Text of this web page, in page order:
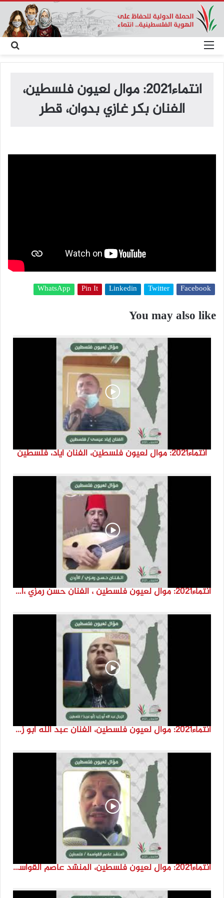
عن
انتماء2021: موال لعيون فلسطين،
الفنان بكر غازي بدوان، قطر
Facebook
Twitter
Linkedin
Pin It
WhatsApp
You may also like
انتماء2021: موال لعيون فلسطين، الفنان اياد، فلسطين
انتماء2021: موال لعيون فلسطين ، الفنان حسن رمزي ،الاردن
انتماء2021: موال لعيون فلسطين، الفنان عبد الله ابو زنيد، فلسطين
انتماء2021: موال لعيون فلسطين، المنشد عاصم القواسمة، الاردن